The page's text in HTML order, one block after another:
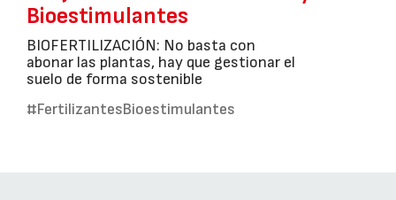
Bioestimulantes
BIOFERTILIZACIÓN: No basta con
abonar las plantas, hay que gestionar el
suelo de forma sostenible
#FertilizantesBioestimulantes